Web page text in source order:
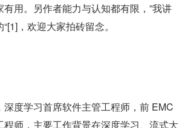
用。另作者能力与认知都有限，”我讲
，欢迎大家拍砖留念。
度学习首席软件主管工程师，前 EMC
程师，主要工作背景在深度学习、流式大